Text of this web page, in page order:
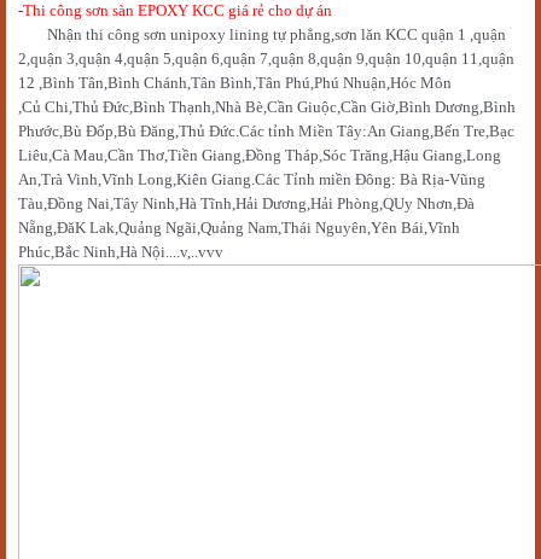
-Thi công sơn sàn EPOXY KCC giá rẻ cho dự án
Nhận thi công sơn unipoxy lining tự phẳng,sơn lăn KCC quận 1 ,quận
2,quận 3,quận 4,quận 5,quận 6,quận 7,quận 8,quận 9,quận 10,quận 11,quận
12 ,Bình Tân,Bình Chánh,Tân Bình,Tân Phú,Phú Nhuận,Hóc Môn
,Củ Chi,Thủ Đức,Bình Thạnh,Nhà Bè,Cần Giuộc,Cần Giờ,Bình Dương,Bình
Phước,Bù Đốp,Bù Đăng,Thủ Đức.Các tỉnh Miền Tây:An Giang,Bến Tre,Bạc
Liêu,Cà Mau,Cần Thơ,Tiền Giang,Đồng Tháp,Sóc Trăng,Hậu Giang,Long
An,Trà Vinh,Vĩnh Long,Kiên Giang.Các Tỉnh miền Đông: Bà Rịa-Vũng
Tàu,Đồng Nai,Tây Ninh,Hà Tĩnh,Hải Dương,Hải Phòng,QUy Nhơn,Đà
Nẵng,ĐăK Lak,Quảng Ngãi,Quảng Nam,Thái Nguyên,Yên Bái,Vĩnh
Phúc,Bắc Ninh,Hà Nội....v,..vvv